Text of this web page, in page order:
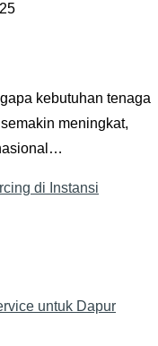
kebutuhan tenaga
meningkat,
di Instansi
untuk Dapur